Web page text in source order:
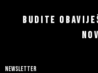
BUDITE